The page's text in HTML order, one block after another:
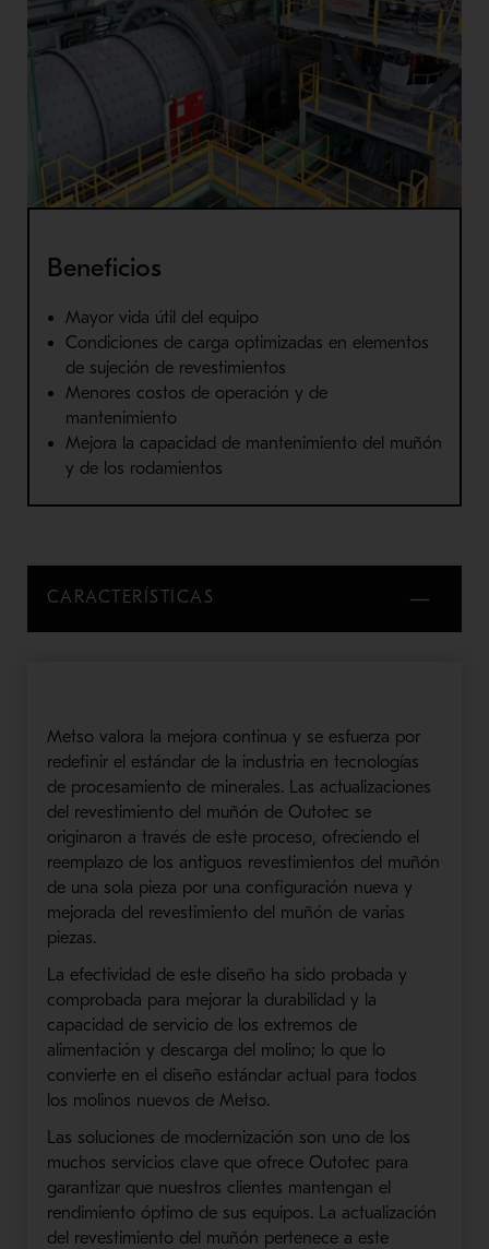
Beneficios
Mayor vida útil del equipo
Condiciones de carga optimizadas en elementos
de sujeción de revestimientos
Menores costos de operación y de
mantenimiento
Mejora la capacidad de mantenimiento del muñón
y de los rodamientos
CARACTERÍSTICAS
Metso valora la mejora continua y se esfuerza por
redefinir el estándar de la industria en tecnologías
de procesamiento de minerales. Las actualizaciones
del revestimiento del muñón de Outotec se
originaron a través de este proceso, ofreciendo el
reemplazo de los antiguos revestimientos del muñón
de una sola pieza por una configuración nueva y
mejorada del revestimiento del muñón de varias
piezas.
La efectividad de este diseño ha sido probada y
comprobada para mejorar la durabilidad y la
capacidad de servicio de los extremos de
alimentación y descarga del molino; lo que lo
convierte en el diseño estándar actual para todos
los molinos nuevos de Metso.
Las soluciones de modernización son uno de los
muchos servicios clave que ofrece Outotec para
garantizar que nuestros clientes mantengan el
rendimiento óptimo de sus equipos. La actualización
del revestimiento del muñón pertenece a este